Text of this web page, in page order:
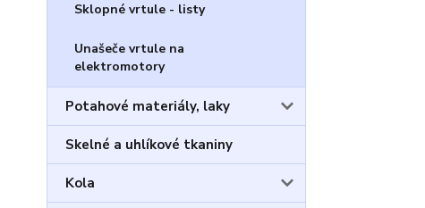
Sklopné vrtule - listy
Unašeče vrtule na
elektromotory
Potahové materiály, laky
Skelné a uhlíkové tkaniny
Kola